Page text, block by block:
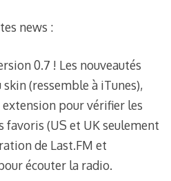
news :
0.7 ! Les nouveautés
(ressemble à iTunes),
pour vérifier les
favoris (US et UK seulement
de Last.FM et
écouter la radio.